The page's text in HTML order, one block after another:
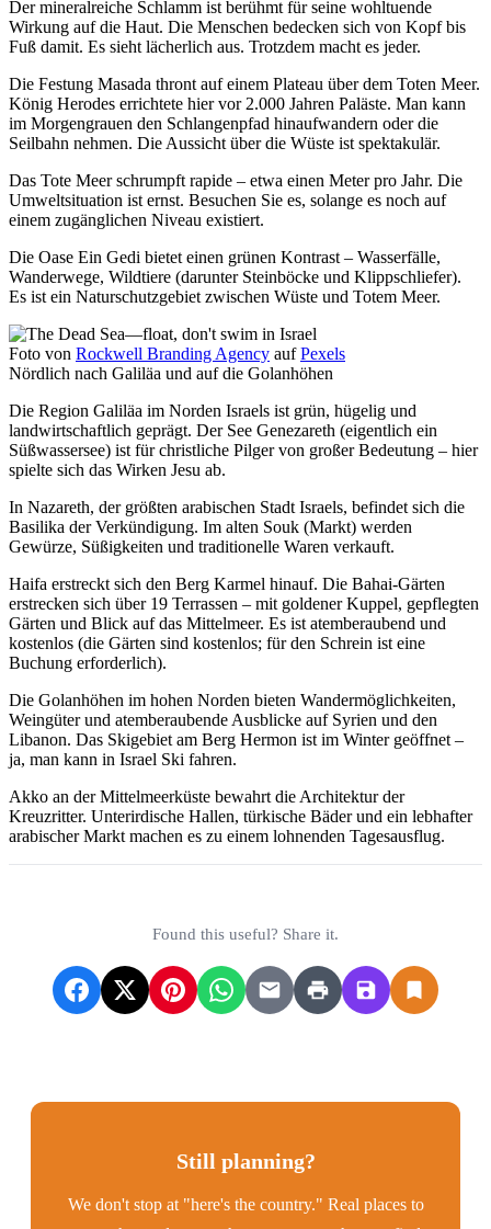
Der mineralreiche Schlamm ist berühmt für seine wohltuende
Wirkung auf die Haut. Die Menschen bedecken sich von Kopf bis
Fuß damit. Es sieht lächerlich aus. Trotzdem macht es jeder.
Die Festung Masada thront auf einem Plateau über dem Toten Meer.
König Herodes errichtete hier vor 2.000 Jahren Paläste. Man kann
im Morgengrauen den Schlangenpfad hinaufwandern oder die
Seilbahn nehmen. Die Aussicht über die Wüste ist spektakulär.
Das Tote Meer schrumpft rapide – etwa einen Meter pro Jahr. Die
Umweltsituation ist ernst. Besuchen Sie es, solange es noch auf
einem zugänglichen Niveau existiert.
Die Oase Ein Gedi bietet einen grünen Kontrast – Wasserfälle,
Wanderwege, Wildtiere (darunter Steinböcke und Klippschliefer).
Es ist ein Naturschutzgebiet zwischen Wüste und Totem Meer.
Foto von Rockwell Branding Agency aufPexels
Nördlich nach Galiläa und auf die Golanhöhen
Die Region Galiläa im Norden Israels ist grün, hügelig und
landwirtschaftlich geprägt. Der See Genezareth (eigentlich ein
Süßwassersee) ist für christliche Pilger von großer Bedeutung – hier
spielte sich das Wirken Jesu ab.
In Nazareth, der größten arabischen Stadt Israels, befindet sich die
Basilika der Verkündigung. Im alten Souk (Markt) werden
Gewürze, Süßigkeiten und traditionelle Waren verkauft.
Haifa erstreckt sich den Berg Karmel hinauf. Die Bahai-Gärten
erstrecken sich über 19 Terrassen – mit goldener Kuppel, gepflegten
Gärten und Blick auf das Mittelmeer. Es ist atemberaubend und
kostenlos (die Gärten sind kostenlos; für den Schrein ist eine
Buchung erforderlich).
Die Golanhöhen im hohen Norden bieten Wandermöglichkeiten,
Weingüter und atemberaubende Ausblicke auf Syrien und den
Libanon. Das Skigebiet am Berg Hermon ist im Winter geöffnet –
ja, man kann in Israel Ski fahren.
Akko an der Mittelmeerküste bewahrt die Architektur der
Kreuzritter. Unterirdische Hallen, türkische Bäder und ein lebhafter
arabischer Markt machen es zu einem lohnenden Tagesausflug.
Found this useful? Share it.
Still planning?
We don't stop at "here's the country." Real places to